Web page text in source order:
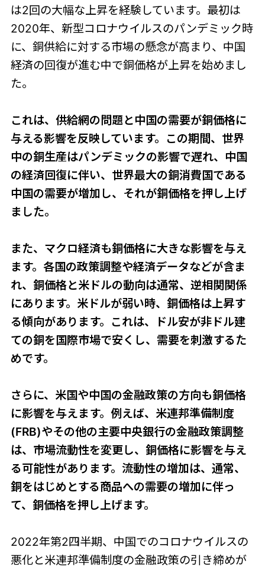
は2回の大幅な上昇を経験しています。最初は
2020年、新型コロナウイルスのパンデミック時
に、銅供給に対する市場の懸念が高まり、中国
経済の回復が進む中で銅価格が上昇を始めまし
た。
これは、供給網の問題と中国の需要が銅価格に
与える影響を反映しています。この期間、世界
中の銅生産はパンデミックの影響で遅れ、中国
の経済回復に伴い、世界最大の銅消費国である
中国の需要が増加し、それが銅価格を押し上げ
ました。
また、マクロ経済も銅価格に大きな影響を与え
ます。各国の政策調整や経済データなどが含ま
れ、銅価格と米ドルの動向は通常、逆相関関係
にあります。米ドルが弱い時、銅価格は上昇す
る傾向があります。これは、ドル安が非ドル建
ての銅を国際市場で安くし、需要を刺激するた
めです。
さらに、米国や中国の金融政策の方向も銅価格
に影響を与えます。例えば、米連邦準備制度
(FRB)やその他の主要中央銀行の金融政策調整
は、市場流動性を変更し、銅価格に影響を与え
る可能性があります。流動性の増加は、通常、
銅をはじめとする商品への需要の増加に伴っ
て、銅価格を押し上げます。
2022年第2四半期、中国でのコロナウイルスの
悪化と米連邦準備制度の金融政策の引き締めが